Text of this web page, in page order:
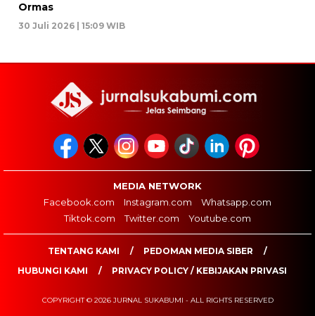
Ormas
30 Juli 2026 | 15:09 WIB
MEDIA NETWORK
Facebook.com
Instagram.com
Whatsapp.com
Tiktok.com
Twitter.com Youtube.com
TENTANG KAMI
PEDOMAN MEDIA SIBER
HUBUNGI KAMI
PRIVACY POLICY / KEBIJAKAN PRIVASI
COPYRIGHT © 2026 JURNAL SUKABUMI - ALL RIGHTS RESERVED